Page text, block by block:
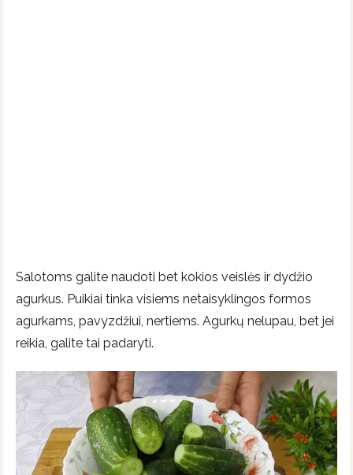
Salotoms galite naudoti bet kokios veislės ir dydžio
agurkus. Puikiai tinka visiems netaisyklingos formos
agurkams, pavyzdžiui, nertiems. Agurkų nelupau, bet jei
reikia, galite tai padaryti.